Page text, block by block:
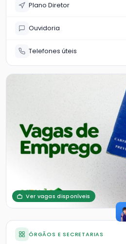
Plano Diretor
Ouvidoria
Telefones úteis
Ver vagas disponíveis
ÓRGÃOS E SECRETARIAS